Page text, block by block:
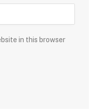
in this browser